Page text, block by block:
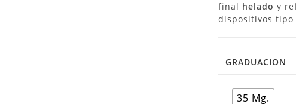
final helado y
dispositivos tipo
GRADUACION
35 Mg.